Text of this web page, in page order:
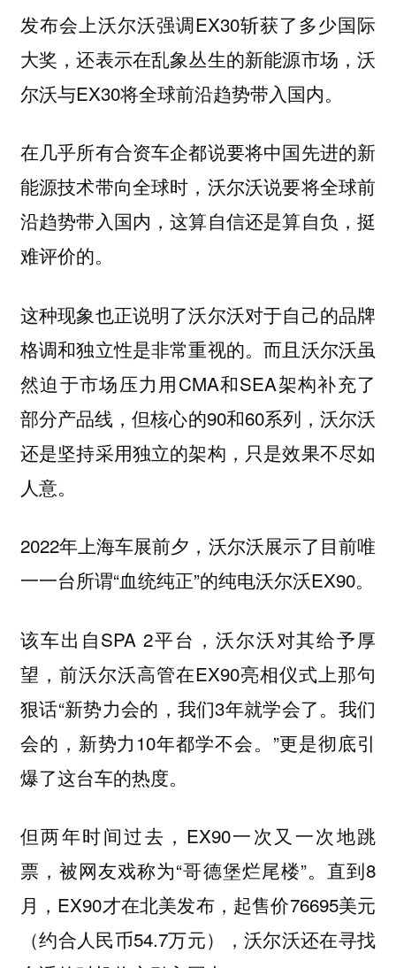
发布会上沃尔沃强调EX30斩获了多少国际
大奖，还表示在乱象丛生的新能源市场，沃
尔沃与EX30将全球前沿趋势带入国内。
在几乎所有合资车企都说要将中国先进的新
能源技术带向全球时，沃尔沃说要将全球前
沿趋势带入国内，这算自信还是算自负，挺
难评价的。
这种现象也正说明了沃尔沃对于自己的品牌
格调和独立性是非常重视的。而且沃尔沃虽
然迫于市场压力用CMA和SEA架构补充了
部分产品线，但核心的90和60系列，沃尔沃
还是坚持采用独立的架构，只是效果不尽如
人意。
2022年上海车展前夕，沃尔沃展示了目前唯
一一台所谓“血统纯正”的纯电沃尔沃EX90。
该车出自SPA 2平台，沃尔沃对其给予厚
望，前沃尔沃高管在EX90亮相仪式上那句
狠话“新势力会的，我们3年就学会了。我们
会的，新势力10年都学不会。”更是彻底引
爆了这台车的热度。
但两年时间过去，EX90一次又一次地跳
票，被网友戏称为“哥德堡烂尾楼”。直到8
月，EX90才在北美发布，起售价76695美元
（约合人民币54.7万元），沃尔沃还在寻找